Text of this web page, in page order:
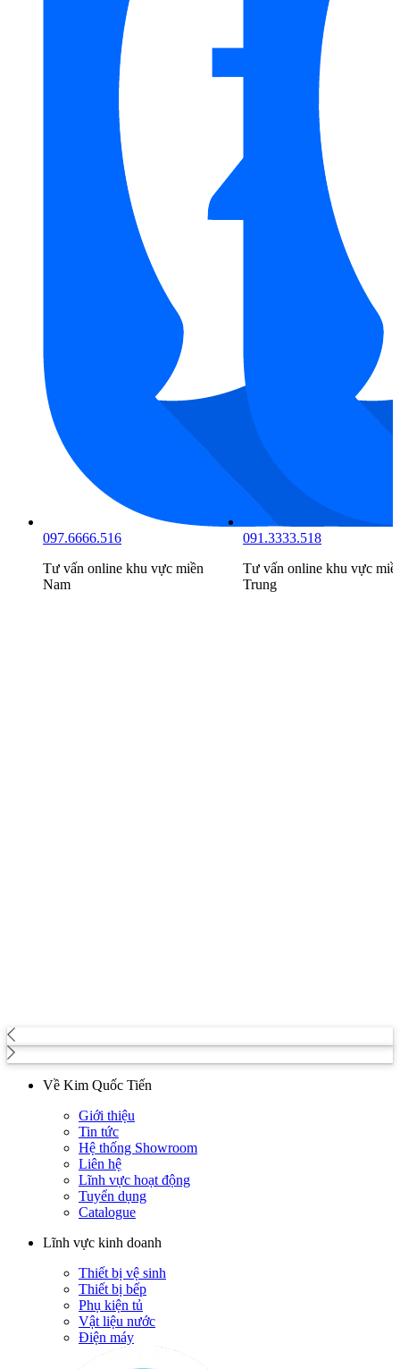
097.6666.516
Tư vấn online khu vực miền
Nam
091.3333.518
Tư vấn online khu vực
Trung
Về Kim Quốc Tiến
Giới thiệu
Tin tức
Hệ thống Showroom
Liên hệ
Lĩnh vực hoạt động
Tuyển dụng
Catalogue
Lĩnh vực kinh doanh
Thiết bị vệ sinh
Thiết bị bếp
Phụ kiện tủ
Vật liệu nước
Điện máy